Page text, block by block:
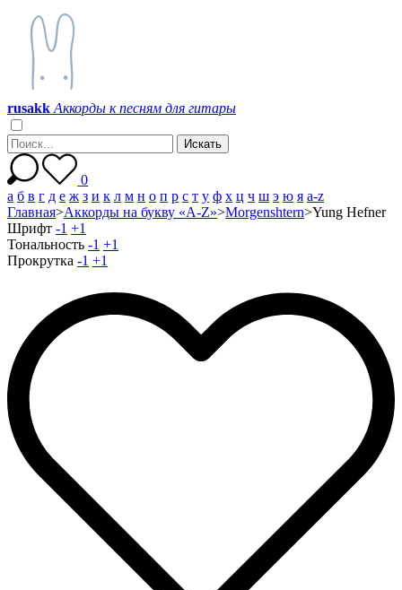
rusakk Аккорды к песням для гитары
0
а б в г д е ж з и к л м н о п р с т у ф х ц ч ш э ю я a-z
Главная>Аккорды на букву «A-Z»>Morgenshtern>Yung Hefner
Шрифт -1 +1
Тональность -1 +1
Прокрутка -1 +1